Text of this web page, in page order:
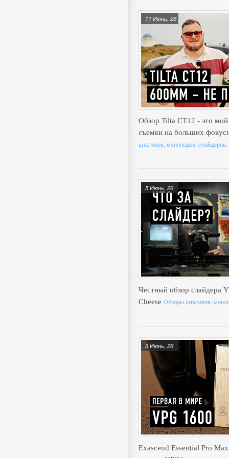
Обзор Tilta CT12 - это
съемки на больших
штативов, моноподов, слайдеров,
11 Июнь, 26
Честный обзор слайдера
Cheese Обзоры штативов,
5 Июнь, 26
Exascend Essential Pro
3 Июнь, 26